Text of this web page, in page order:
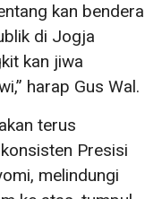
kan bendera
di Jogja
kan jiwa
harap Gus Wal.
terus
Presisi
melindungi